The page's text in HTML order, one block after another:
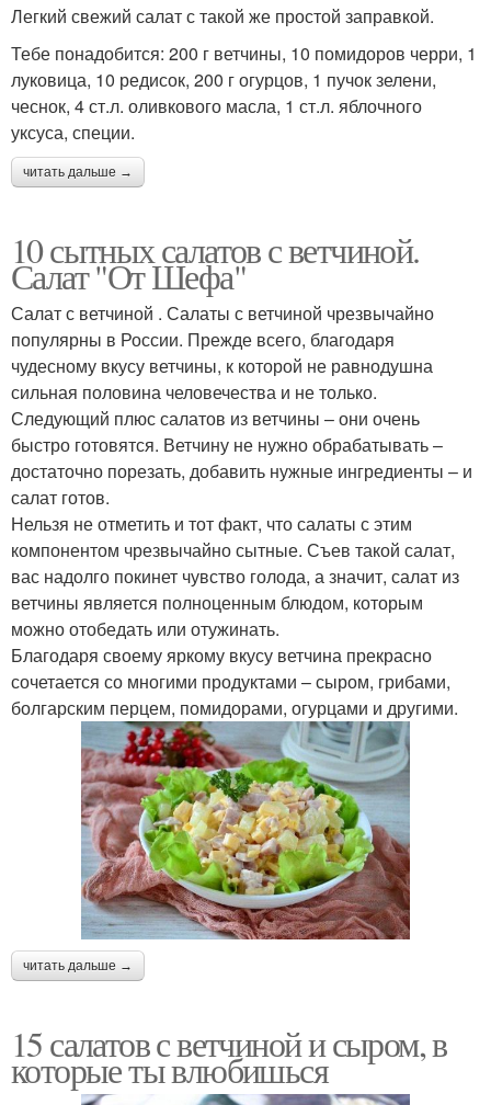
Легкий свежий салат с такой же простой заправкой.
Тебе понадобится: 200 г ветчины, 10 помидоров черри, 1
луковица, 10 редисок, 200 г огурцов, 1 пучок зелени,
чеснок, 4 ст.л. оливкового масла, 1 ст.л. яблочного
уксуса, специи.
читать дальше →
10 сытных салатов с ветчиной.
Салат "От Шефа"
Салат с ветчиной . Салаты с ветчиной чрезвычайно
популярны в России. Прежде всего, благодаря
чудесному вкусу ветчины, к которой не равнодушна
сильная половина человечества и не только.
Следующий плюс салатов из ветчины – они очень
быстро готовятся. Ветчину не нужно обрабатывать –
достаточно порезать, добавить нужные ингредиенты – и
салат готов.
Нельзя не отметить и тот факт, что салаты с этим
компонентом чрезвычайно сытные. Съев такой салат,
вас надолго покинет чувство голода, а значит, салат из
ветчины является полноценным блюдом, которым
можно отобедать или отужинать.
Благодаря своему яркому вкусу ветчина прекрасно
сочетается со многими продуктами – сыром, грибами,
болгарским перцем, помидорами, огурцами и другими.
читать дальше →
15 салатов с ветчиной и сыром, в
которые ты влюбишься